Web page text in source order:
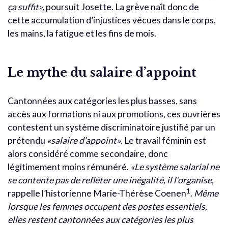
ça suffit»,poursuit Josette. La grève naît donc de
cette accumulation d’injustices vécues dans le corps,
les mains, la fatigue et les fins de mois.
Le mythe du salaire d’appoint
Cantonnées aux catégories les plus basses, sans
accès aux formations ni aux promotions, ces ouvrières
contestent un système discriminatoire justifié par un
prétendu «salaire d’appoint». Le travail féminin est
alors considéré comme secondaire, donc
légitimement moins rémunéré. «Le système salarial ne
se contente pas de refléter une inégalité, il l’organise,
rappelle l’historienne Marie-Thérèse Coenen1. Même
lorsque les femmes occupent des postes essentiels,
elles restent cantonnées aux catégories les plus